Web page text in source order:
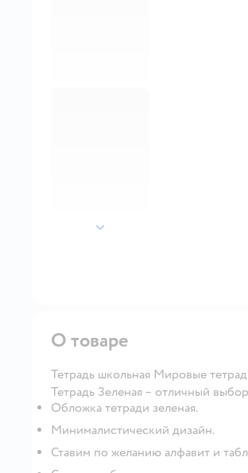
далее
О товаре
Тетрадь школьная Мировые
Тетрадь Зеленая – отличный
Обложка тетради зеленая.
Минималистический дизайн.
Ставим по желанию алфавит и